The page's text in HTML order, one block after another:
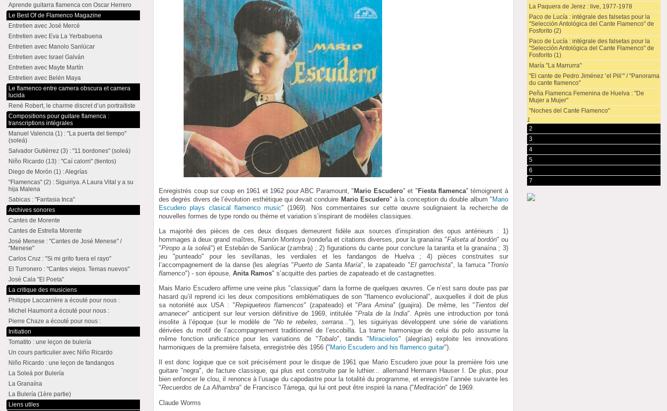
Enregistrés coup sur coup en 1961 et 1962 pour ABC Paramount, "Mario Escudero" et "Fiesta flamenca" témoignent à
des degrés divers de l’évolution esthétique qui devait conduire Mario Escudero" à la conception du double album "Mario
Escudero plays clasical flamenco music" (1969). Nos commentaires sur cette œuvre soulignaient la recherche de
nouvelles formes de type rondo ou thème et variation s’inspirant de modèles classiques.
La majorité des pièces de ces deux disques demeurent fidèle aux sources d’inspiration des opus antérieurs : 1)
hommages à deux grand maîtres, Ramón Montoya (rondeña et citations diverses, pour la granaína "Falseta al bordón" ou
"Piropo a la soleá") et Estebán de Sanlúcar (zambra) ; 2) figurations du cante pour conclure la taranta et la granaína ; 3)
jeu "punteado" pour les sevillanas, les verdiales et les fandangos de Huelva ; 4) pièces construites sur
l’accompagnement de la danse (les alegrías "Puerto de Santa María", le zapateado "El garrochista", la farruca "Tronío
flamenco") - son épouse,Anita Ramos" s’acquitte des parties de zapateado et de castagnettes.
Mais Mario Escudero affirme une veine plus "classique" dans la forme de quelques œuvres. Ce n’est sans doute pas par
hasard qu’il reprend ici les deux compositions emblématiques de son "flamenco evolucional", auxquelles il doit de plus
sa notoriété aux USA : "Repiqueteos flamencos" (zapateado) et "Para Amina" (guajira). De même, les "Tientos del
amanecer" anticipent sur leur version définitive de 1969, intitulée "Prala de la India". Après une introduction por toná
insolite à l’époque (sur le modèle de "No te rebeles, serrana..."), les siguiriyas développent une série de variations
dérivées du motif de l’accompagnement traditionnel de l’escobilla. La trame harmonique de celui du polo assume la
même fonction unificatrice pour les variations de "Tobalo", tandis " Miracielos" (alegrías) exploite les innovations
harmoniques de la première falseta, enregistrée dès 1956 (" Mario Escudero and his flamenco guitar").
Il est donc logique que ce soit précisément pour le disque de 1961 que Mario Escudero joue pour la première fois une
guitare "negra", de facture classique, qui plus est construite par le luthier... allemand Hermann Hauser I. De plus, pour
bien enfoncer le clou, il renonce à l’usage du capodastre pour la totalité du programme, et enregistre l’année suivante les
"Recuerdos de La Alhambra" de Francisco Tárrega, qui lui ont peut être inspiré la nana ("Meditación" de 1969.
Claude Worms
La Paquera de Jerez : live, 1977-1978
Paco de Lucía : intégrale des falsetas pour la
"Selección Antológica del Cante Flamenco" de
Fosforito (2)
Paco de Lucía : intégrale des falsetas pour la
"Selección Antológica del Cante Flamenco" de
Fosforito (1)
María "La Marrurra"
"El cante de Pedro Jiménez ’el Pili’" / "Panorama
du cante flamenco"
Peña Flamenca Femenina de Huelva : "De
Mujer a Mujer"
"Noches del Cante Flamenco"
1
2
3
4
5
6
7
Aprende guitarra flamenca con Oscar Herrero
Le Best Of de Flamenco Magazine
Entretien avec José Mercé
Entretien avec Eva La Yerbabuena
Entretien avec Manolo Sanlúcar
Entretien avec Israel Galván
Entretien avec Mayte Martín
Entretien avec Belén Maya
Le flamenco entre camera obscura et camera
lucida
René Robert, le charme discret d’un portraitiste
Compositions pour guitare flamenca :
transcriptions intégrales
Manuel Valencia (1) : "La puerta del tiempo"
(soleá)
Salvador Gutiérrez (3) : "11 bordones" (soleá)
Niño Ricardo (13) : "Caí calorri" (tientos)
Diego de Morón (1) : Alegrías
"Flamencas" (2) : Siguiriya. A Laura Vital y a su
hija Malena
Sabicas : "Fantasia Inca"
Archives sonores
Cantes de Morente
Cantes de Estrella Morente
José Menese : "Cantes de José Menese" /
"Menese"
Carlos Cruz : "Si mi grito fuera el rayo"
El Turronero : "Cantes viejos. Temas nuevos"
José Cala "El Poeta"
La critique des musiciens
Philippe Laccarrière a écouté pour nous :
Michel Haumont a écouté pour nous :
Pierre Chaze a écouté pour nous :
Initiation
Tomatito : une leçon de bulería
Un cours particulier avec Niño Ricardo
Niño Ricardo : une leçon de fandangos
La Soleá por Bulería
La Granaína
La Bulería (1ère partie)
Liens utiles